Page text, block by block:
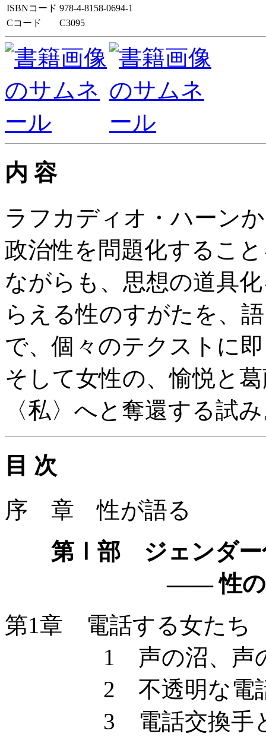
ISBNコード 978-4-8158-0694-1
Cコード
C3095
内 容
ラフカディオ・ハーン
政治性を問題化するこ
ながらも、思想の道具
らえる性のすがたを、
で、個々のテクストに
そして女性の、愉悦と
〈私〉へと奪還する試
目 次
序 章 性が語る
第Ⅰ部 ジェンダー
—— 性の非対
第1章 電話する女たち
1 声の沼、声の
2 不透明な電
3 電話交換手と